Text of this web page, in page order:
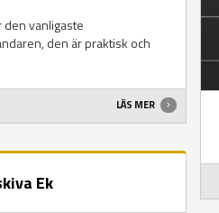
den vanligaste
den är praktisk och
LÄS MER
Ek